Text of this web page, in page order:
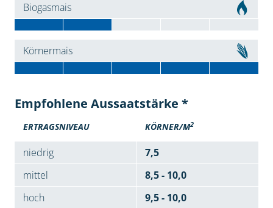
Biogasmais
Körnermais
Empfohlene Aussaatstärke *
ERTRAGSNIVEAU KÖRNER/M2
niedrig
7,5
mittel
8,5 - 10,0
hoch
9,5 - 10,0